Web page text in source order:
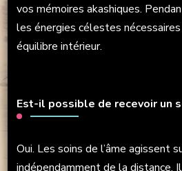
vos mémoires akashiques.
les énergies célestes
équilibre intérieur.
Est-il possible de recevoir un
Oui. Les soins de l’âme agissent
indépendamment de la distance.